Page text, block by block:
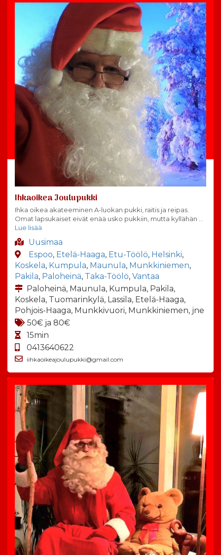
Ihkaoikea Joulupukki
Ihka oikea akateeminen A-luokan pukki, raitis ja reipas.
Omat lapsukaiset eivät enää usko pukkiin, mutta kyllähän
Lue lisää
Uusimaa
Espoo, Etelä-Haaga, Etu-Töölö, Helsinki,
Koskela, Kumpula, Maunula, Munkkiniemen,
Pakila, Paloheinä, Taka-Töölö, Vantaa
Paloheinä, Maunula, Kumpula, Pakila,
Koskela, Tuomarinkylä, Lassila, Etelä-Haaga,
Pohjois-Haaga, Munkkivuori, Munkkiniemen, jne
50€ ja 80€
15min
0413640622
iihkaoikeajoulupukki@gmail.com